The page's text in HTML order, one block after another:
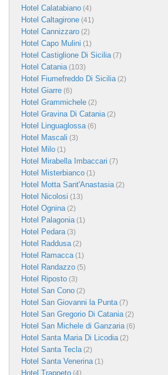
Hotel Calatabiano (4)
Hotel Caltagirone (41)
Hotel Cannizzaro (2)
Hotel Capo Mulini (1)
Hotel Castiglione Di Sicilia(7)
Hotel Catania(103)
Hotel Fiumefreddo Di Sicilia(2)
Hotel Giarre (6)
Hotel Grammichele (2)
Hotel Gravina Di Catania(2)
Hotel Linguaglossa(6)
Hotel Mascali (3)
Hotel Milo (1)
Hotel Mirabella Imbaccari (7)
Hotel Misterbianco (1)
Hotel Motta Sant'Anastasia(2)
Hotel Nicolosi (13)
Hotel Ognina(2)
Hotel Palagonia(1)
Hotel Pedara(3)
Hotel Raddusa(2)
Hotel Ramacca(1)
Hotel Randazzo (5)
Hotel Riposto (3)
Hotel San Cono (2)
Hotel San Giovanni la Punta(7)
Hotel San Gregorio Di Catania(2)
Hotel San Michele di Ganzaria(6)
Hotel Santa Maria Di Licodia(2)
Hotel Santa Tecla(2)
Hotel Santa Venerina(1)
Hotel Trappeto (4)